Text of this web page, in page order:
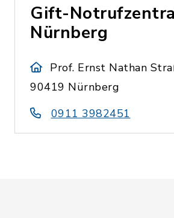
Gift-
Nürnberg
Prof. Ernst Nathan
90419 Nürnberg
0911 3982451